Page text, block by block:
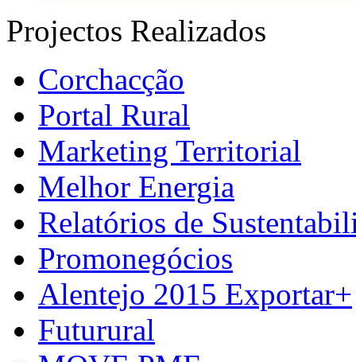
Projectos Realizados
Corchacção
Portal Rural
Marketing Territorial
Melhor Energia
Relatórios de
Promonegócios
Alentejo 2015 Exportar+
Futurural